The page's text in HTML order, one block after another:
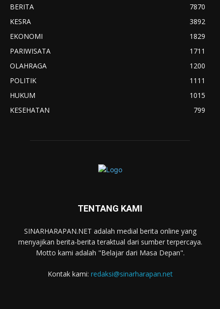
BERITA
7870
KESRA
3892
EKONOMI
1829
PARIWISATA
1711
OLAHRAGA
1200
POLITIK
1111
HUKUM
1015
KESEHATAN
799
TENTANG KAMI
SINARHARAPAN.NET adalah medial berita online yang
menyajikan berita-berita teraktual dari sumber terpercaya.
Motto kami adalah "Belajar dari Masa Depan".
Kontak kami: redaksi@sinarharapan.net